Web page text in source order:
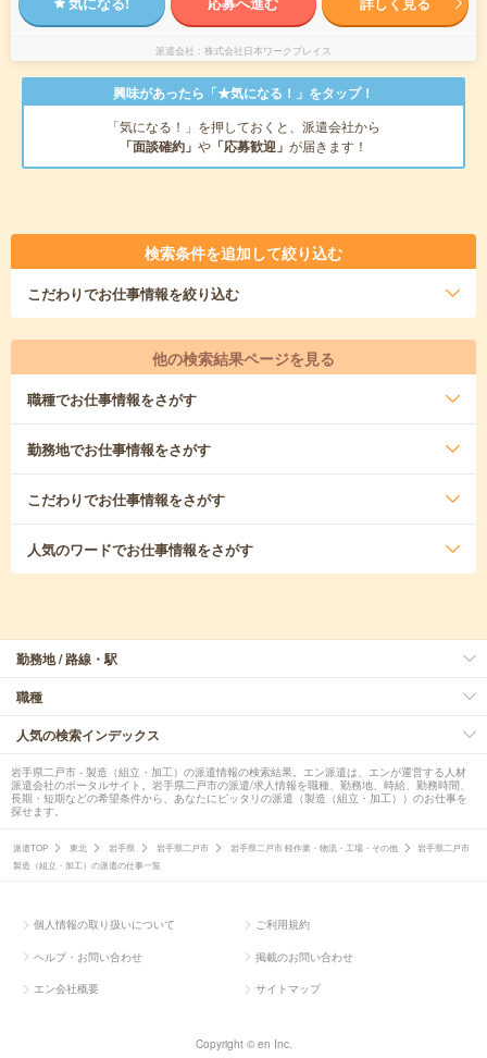
派遣会社 株式会社日本ワークプレイス
興味があったら「★気になる！」をタップ！
「気になる！」を押しておくと、派遣会社から
「面談確約」 や 「応募歓迎」 が届きます！
検索条件を追加して絞り込む
こだわりでお仕事情報を絞り込む
他の検索結果ページを見る
職種でお仕事情報をさがす
勤務地でお仕事情報をさがす
こだわりでお仕事情報をさがす
人気のワードでお仕事情報をさがす
勤務地 / 路線・駅
職種
人気の検索インデックス
岩手県二戸市 - 製造（組立・加工）の派遣情報の検索結果。エン派遣は、エンが運営する人材
派遣会社のポータルサイト。岩手県二戸市の派遣/求人情報を職種、勤務地、時給、勤務時間、
長期・短期などの希望条件から、あなたにピッタリの派遣（製造（組立・加工））のお仕事を
探せます。
派遣TOP 東北 岩手県 岩手県二戸市 岩手県二戸市 軽作業・物流・工場・その他
岩手県二戸市
製造（組立・加工）の派遣の仕事一覧
個人情報の取り扱いについて ご利用規約
ヘルプ・お問い合わせ 掲載のお問い合わせ
エン会社概要 サイトマップ
Copyright © en Inc.